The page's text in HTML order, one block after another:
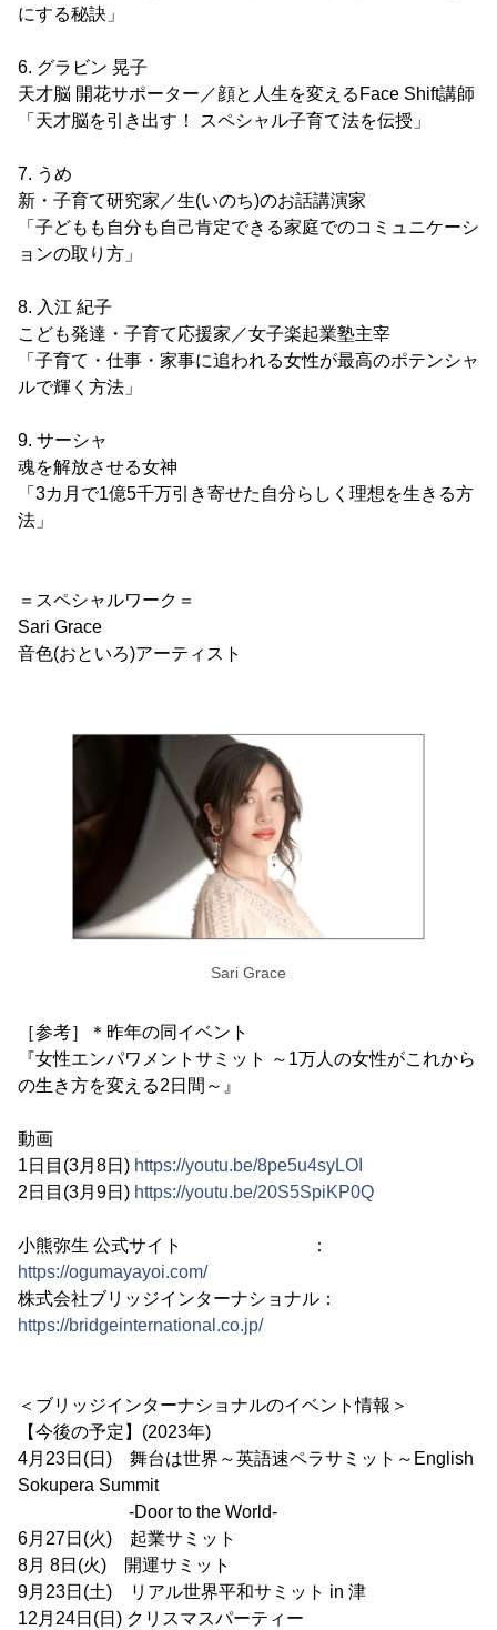
にする秘訣」
6. グラビン 晃子
天才脳 開花サポーター／顔と人生を変えるFace Shift講師
「天才脳を引き出す！ スペシャル子育て法を伝授」
7. うめ
新・子育て研究家／生(いのち)のお話講演家
「子どもも自分も自己肯定できる家庭でのコミュニケーシ
ョンの取り方」
8. 入江 紀子
こども発達・子育て応援家／女子楽起業塾主宰
「子育て・仕事・家事に追われる女性が最高のポテンシャ
ルで輝く方法」
9. サーシャ
魂を解放させる女神
「3カ月で1億5千万引き寄せた自分らしく理想を生きる方
法」
＝スペシャルワーク＝
Sari Grace
音色(おといろ)アーティスト
Sari Grace
［参考］＊昨年の同イベント
『女性エンパワメントサミット ～1万人の女性がこれから
の生き方を変える2日間～』
動画
1日目(3月8日) https://youtu.be/8pe5u4syLOI
2日目(3月9日) https://youtu.be/20S5SpiKP0Q
小熊弥生 公式サイト ：
https://ogumayayoi.com/
株式会社ブリッジインターナショナル：
https://bridgeinternational.co.jp/
＜ブリッジインターナショナルのイベント情報＞
【今後の予定】(2023年)
4月23日(日) 舞台は世界～英語速ペラサミット～English
Sokupera Summit
-Door to the World-
6月27日(火) 起業サミット
8月 8日(火) 開運サミット
9月23日(土) リアル世界平和サミット in 津
12月24日(日) クリスマスパーティー